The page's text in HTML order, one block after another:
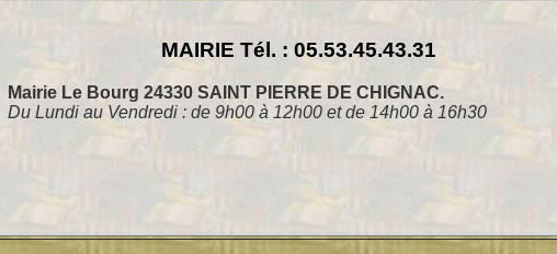
MAIRIE Tél. : 05.53.45.43.31
Mairie Le Bourg 24330 SAINT PIERRE DE CHIGNAC.
Du Lundi au Vendredi : de 9h00 à 12h00 et de 14h00 à 16h30